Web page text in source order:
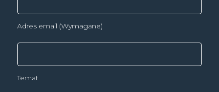
Adres email (Wymagane)
Temat